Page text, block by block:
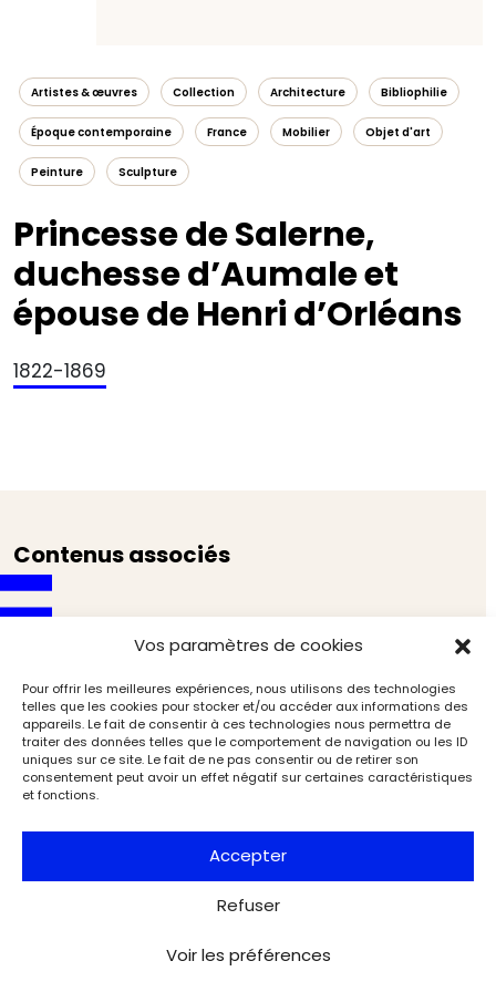
Vos paramètres de cookies
Pour offrir les meilleures expériences, nous utilisons des technologies
telles que les cookies pour stocker et/ou accéder aux informations des
appareils. Le fait de consentir à ces technologies nous permettra de
traiter des données telles que le comportement de navigation ou les ID
uniques sur ce site. Le fait de ne pas consentir ou de retirer son
consentement peut avoir un effet négatif sur certaines caractéristiques
et fonctions.
Accepter
Refuser
Voir les préférences
Artistes & œuvres Collection Architecture Bibliophilie
Époque contemporaine France Mobilier Objet d'art
Peinture Sculpture
Princesse de Salerne,
duchesse d’Aumale et
épouse de Henri d’Orléans
1822-1869
Contenus associés